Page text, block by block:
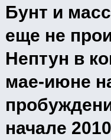
Бунт и
еще не
Нептун в
мае-июне
начале